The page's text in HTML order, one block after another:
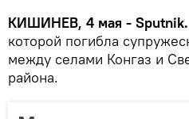
КИШИНЕВ, 4 мая - Sputnik.
которой погибла
между селами Конгаз и
района.